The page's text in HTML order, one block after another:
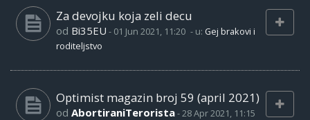
Za devojku koja zeli decu
od Bi35EU - 01 Jun 2021, 11:20 - u: Gej brakovi i
roditeljstvo
Optimist magazin broj 59 (april 2021)
od AbortiraniTerorista-28 Apr 2021, 11:15